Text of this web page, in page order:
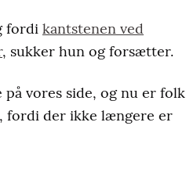
fordi kantstenen ved
, sukker hun og forsætter.
vores side, og nu er folk
fordi der ikke længere er